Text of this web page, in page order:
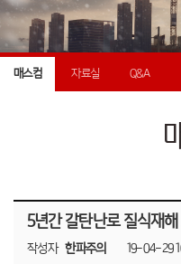
매스컴 자료실 Q&A
5년간 갈탄난로 질식재
작성자 한파주의 19-04-29